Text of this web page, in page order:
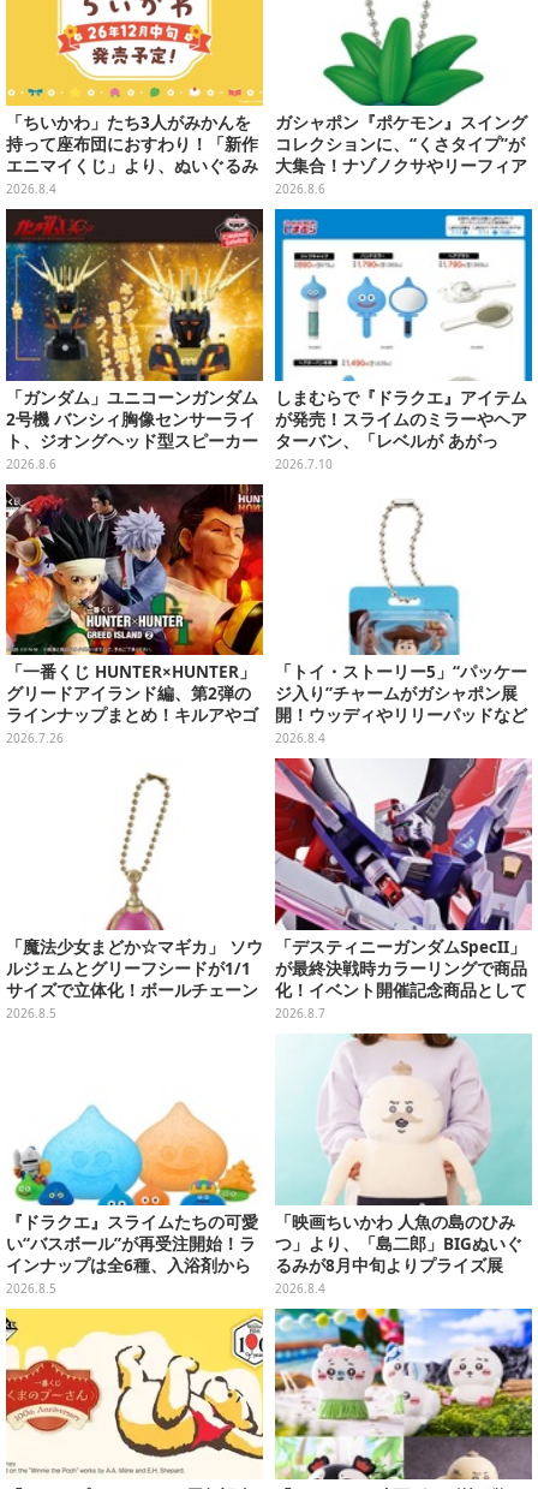
「ちいかわ」たち3人がみかんを
持って座布団におすわり！「新作
エニマイくじ」より、ぬいぐるみ
画像が初公開
2026.8.4
ガシャポン『ポケモン』スイング
コレクションに、“くさタイプ”が
大集合！ナゾノクサやリーフィア
など全5種が仲間入り
2026.8.6
「ガンダム」ユニコーンガンダム
2号機 バンシィ胸像センサーライ
ト、ジオングヘッド型スピーカー
が順次プライズ展開！
2026.8.6
しまむらで『ドラクエ』アイテム
が発売！スライムのミラーやヘア
ターバン、「レベルが あがっ
た！」アクセサリーなど
2026.7.10
「一番くじ HUNTER×HUNTER」
グリードアイランド編、第2弾の
ラインナップまとめ！キルアやゴ
レイヌ、筋骨隆々ビスケなど6体
2026.7.26
「トイ・ストーリー5」“パッケー
ジ入り”チャームがガシャポン展
開！ウッディやリリーパッドなど
全5種、裏面はキャラクターごと
に異なるデザイン
2026.8.4
「魔法少女まどか☆マギカ」 ソウ
ルジェムとグリーフシードが1/1
サイズで立体化！ボールチェーン
を外せばフィギュアとして飾れる
2026.8.5
「デスティニーガンダムSpecII」
が最終決戦時カラーリングで商品
化！イベント開催記念商品として
METAL ROBOT魂に新登場
2026.8.7
『ドラクエ』スライムたちの可愛
い“バスボール”が再受注開始！ラ
インナップは全6種、入浴剤から
モンスターのフィギュアが出てく
る
2026.8.5
「映画ちいかわ 人魚の島のひみ
つ」より、「島二郎」BIGぬいぐ
るみが8月中旬よりプライズ展
開！“味自慢”のエプロンはポケッ
ト付き
2026.8.4